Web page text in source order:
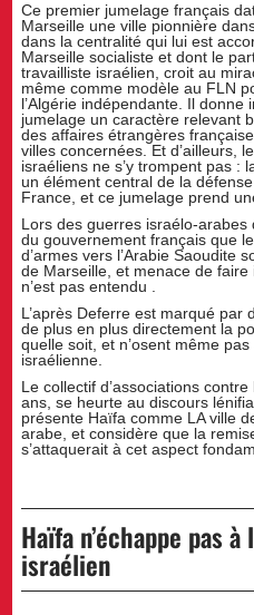
Ce premier jumelage français
Marseille une ville pionnière
dans la centralité qui lui est
Marseille socialiste et dont le
travailliste israélien, croit au
même comme modèle au FLN
l’Algérie indépendante. Il donne
jumelage un caractère relevant
des affaires étrangères
villes concernées. Et d’ailleurs,
israéliens ne s’y trompent pas :
un élément central de la
France, et ce jumelage prend
Lors des guerres israélo-
du gouvernement français que
d’armes vers l’Arabie Saoudite
de Marseille, et menace de faire
n’est pas entendu .
L’après Deferre est marqué par
de plus en plus directement la
quelle soit, et n’osent même
israélienne.
Le collectif d’associations
ans, se heurte au discours
présente Haïfa comme LA ville
arabe, et considère que la
s’attaquerait à cet aspect
Haïfa n’échappe pas
israélien